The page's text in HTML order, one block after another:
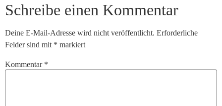
Schreibe einen Kommentar
Deine E-Mail-Adresse wird nicht veröffentlicht. Erforderliche
Felder sind mit * markiert
Kommentar *